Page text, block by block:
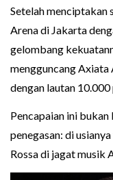
Setelah menciptakan
Arena di Jakarta
gelombang
mengguncang Axiata
dengan lautan 10.000
Pencapaian ini
penegasan: di
Rossa di jagat musik